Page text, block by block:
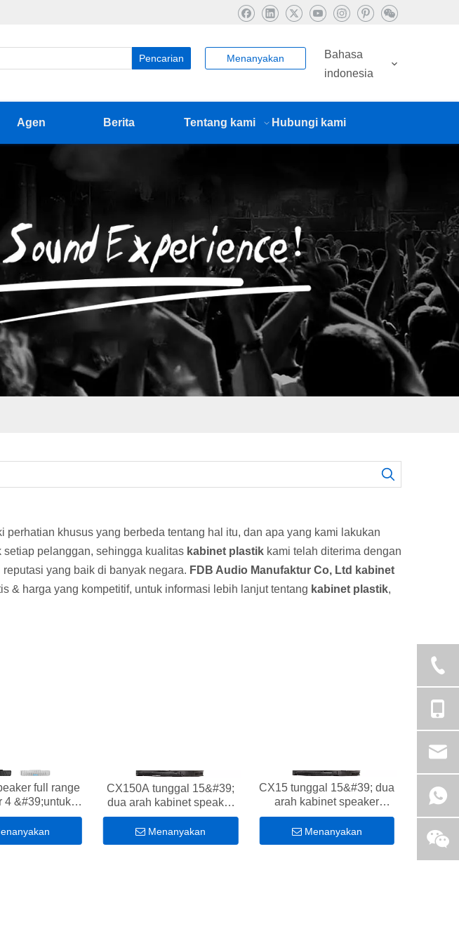
Pencarian Menanyakan
Bahasa
indonesia
Agen Berita Tentang kami Hubungi kami
perhatian khusus yang berbeda tentang hal itu, dan apa yang kami lakukan
pelanggan, sehingga kualitas kabinet plastik kami telah diterima dengan
yang baik di banyak negara. FDB Audio Manufaktur Co, Ltd kabinet
& harga yang kompetitif, untuk informasi lebih lanjut tentang kabinet plastik,
full range
4 &#39;untuk
CX150A tunggal 15&#39;
dua arah kabinet speaker
lengkap
Menanyakan
CX15 tunggal 15&#39; dua
arah kabinet speaker
lengkap
Menanyakan